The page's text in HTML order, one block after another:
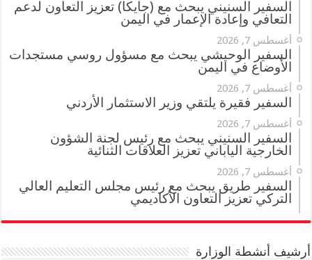
السفير السنيني يبحث مع (جايكا) تعزيز التعاون لدعم
التعافي وإعادة الإعمار في اليمن
أغسطس 7, 2026
السفير الوحيشي يبحث مع مسؤول روسي مستجدات
الأوضاع في اليمن
أغسطس 7, 2026
السفير فقيرة يلتقي وزير الاستثمار الأردني
أغسطس 7, 2026
السفير السنيني يبحث مع رئيس لجنة الشؤون
الخارجية الياباني تعزيز العلاقات الثنائية
أغسطس 7, 2026
السفير طريق يبحث مع رئيس مجلس التعليم العالي
التركي تعزيز التعاون الأكاديمي
أرشيف أنشطة الوزارة